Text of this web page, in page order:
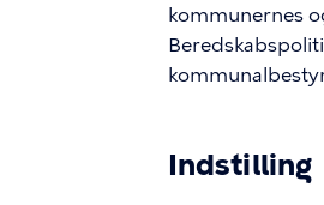
kommunernes
Indstilling